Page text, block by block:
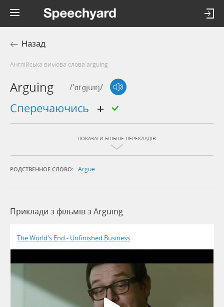
Назад
Англійська вимова слова arguing
Arguing /'ɑrɡjuɪŋ/
сперечаючись
ПОКАЗАТИ БІЛЬШЕ ПЕРЕКЛАДІВ
РОДСТВЕННОЕ СЛОВО: Argue
Приклади з фільмів з Arguing
The World's End - Unfinished Business